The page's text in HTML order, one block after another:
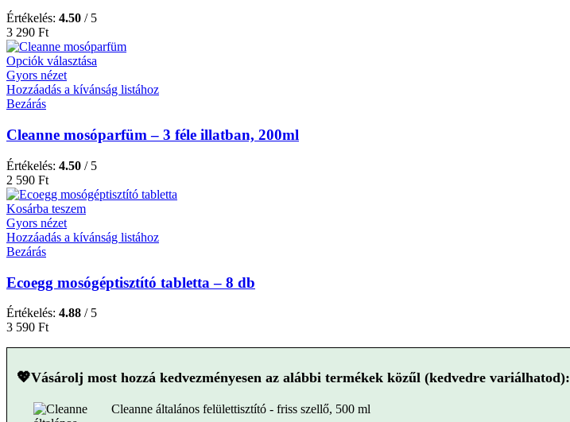
Értékelés: 4.50 / 5
3 290 Ft
Opciók választása
Gyors nézet
Hozzáadás a kívánság listához
Bezárás
Cleanne mosóparfüm – 3 féle illatban, 200ml
Értékelés: 4.50 / 5
2 590 Ft
Kosárba teszem
Gyors nézet
Hozzáadás a kívánság listához
Bezárás
Ecoegg mosógéptisztító tabletta – 8 db
Értékelés: 4.88 / 5
3 590 Ft
💖Vásárolj most hozzá kedvezményesen az alábbi termékek közűl (kedvedre variálhatod):
Cleanne általános felülettisztító - friss szellő, 500 ml